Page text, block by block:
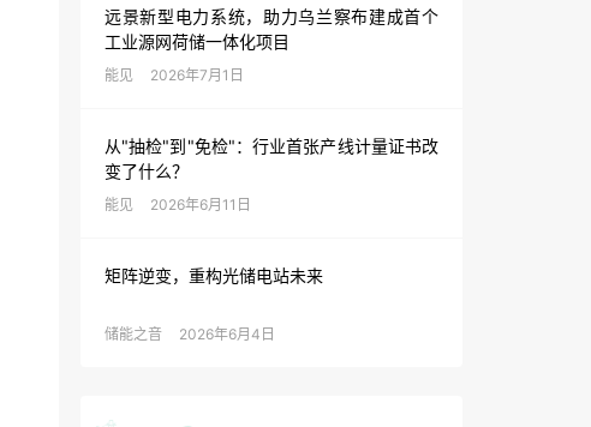
远景新型电力系统，助力乌兰察布建成首个
工业源网荷储一体化项目
能见 2026年7月1日
从"抽检"到"免检"：行业首张产线计量证书改
变了什么？
能见 2026年6月11日
矩阵逆变，重构光储电站未来
储能之音 2026年6月4日